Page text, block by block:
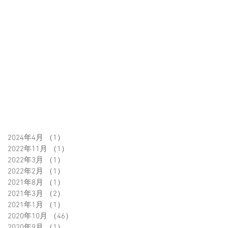
2024年4月 （1）
2022年11月
（1）
2022年3月
（1）
2022年2月
（1）
2021年8月
（1）
2021年3月
（2）
2021年1月
（1）
2020年10月
（46）